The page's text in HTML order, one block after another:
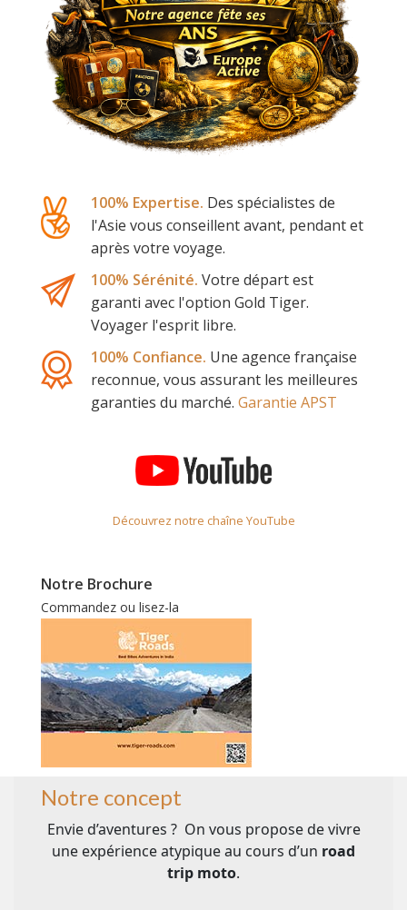
100% Expertise. Des spécialistes de
l'Asie vous conseillent avant, pendant et
après votre voyage.
100% Sérénité. Votre départ est
garanti avec l'option Gold Tiger.
Voyager l'esprit libre.
100% Confiance. Une agence française
reconnue, vous assurant les meilleures
garanties du marché. Garantie APST
Découvrez notre chaîne YouTube
Notre Brochure
Commandez ou lisez-la
Notre concept
Envie d’aventures ? On vous propose de vivre
une expérience atypique au cours d’un road
trip moto.